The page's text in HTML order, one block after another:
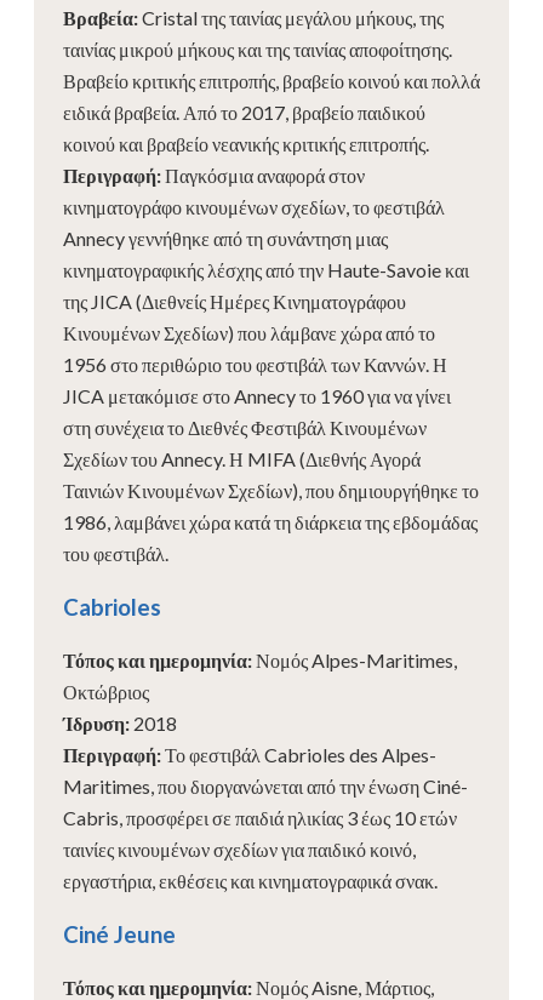
Βραβεία:Cristal της ταινίας μεγάλου μήκους, της
ταινίας μικρού μήκους και της ταινίας αποφοίτησης.
Βραβείο κριτικής επιτροπής, βραβείο κοινού και πολλά
ειδικά βραβεία. Από το 2017, βραβείο παιδικού
κοινού και βραβείο νεανικής κριτικής επιτροπής.
Περιγραφή:Παγκόσμια αναφορά στον
κινηματογράφο κινουμένων σχεδίων, το φεστιβάλ
Annecy γεννήθηκε από τη συνάντηση μιας
κινηματογραφικής λέσχης από την Haute-Savoie και
της JICA (Διεθνείς Ημέρες Κινηματογράφου
Κινουμένων Σχεδίων) που λάμβανε χώρα από το
1956 στο περιθώριο του φεστιβάλ των Καννών. Η
JICA μετακόμισε στο Annecy το 1960 για να γίνει
στη συνέχεια το Διεθνές Φεστιβάλ Κινουμένων
Σχεδίων του Annecy. Η MIFA (Διεθνής Αγορά
Ταινιών Κινουμένων Σχεδίων), που δημιουργήθηκε το
1986, λαμβάνει χώρα κατά τη διάρκεια της εβδομάδας
του φεστιβάλ.
Cabrioles
Τόπος και ημερομηνία:Νομός Alpes-Maritimes,
Οκτώβριος
Ίδρυση: 2018
Περιγραφή:Το φεστιβάλ Cabrioles des Alpes-
Maritimes, που διοργανώνεται από την ένωση Ciné-
Cabris, προσφέρει σε παιδιά ηλικίας 3 έως 10 ετών
ταινίες κινουμένων σχεδίων για παιδικό κοινό,
εργαστήρια, εκθέσεις και κινηματογραφικά σνακ.
Ciné Jeune
Τόπος και ημερομηνία:Νομός Aisne, Μάρτιος,